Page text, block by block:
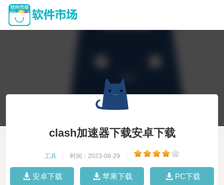
clash加速器下载安卓下载
工具 时间：2023-08-29
安卓下载 苹果下载 PC下载